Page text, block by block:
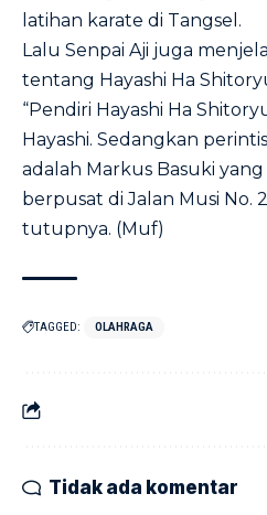
latihan karate di Tangsel.
Lalu Senpai Aji juga
tentang Hayashi Ha
“Pendiri Hayashi Ha
Hayashi. Sedangkan
adalah Markus Basuki
berpusat di Jalan Musi No.
tutupnya. (Muf)
TAGGED: OLAHRAGA
Tidak ada komentar